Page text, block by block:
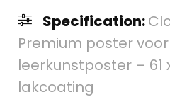
Specification:
Premium poster
leerkunstposter – 61
lakcoating